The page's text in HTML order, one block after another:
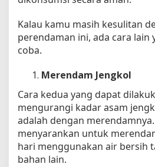
Kalau kamu masih kesulitan
perendaman ini, ada cara lain
coba.
Merendam Jengkol
Cara kedua yang dapat
mengurangi kadar asam
adalah dengan
menyarankan untuk
hari menggunakan air bersih
bahan lain.